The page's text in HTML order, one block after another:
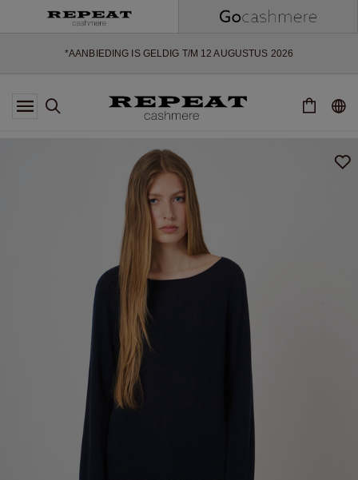
*AANBIEDING IS GELDIG T/M 12 AUGUSTUS 2026
*NIET GELDIG VOOR LIMITED EDITION
*UITZONDERINGEN KUNNEN VAN TOEPASSING ZIJN
SEIZOEN
EXTRA 10% OFF SALE